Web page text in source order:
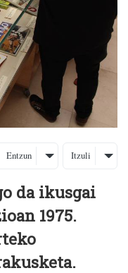
Entzun Itzuli
da ikusgai
1975.